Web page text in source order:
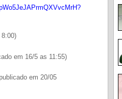
em 16/5 as 11:55)
publicado em 20/05